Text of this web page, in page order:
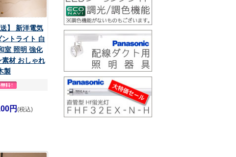
】 新洋電気
トライト 白
室 照明 強化
材 おしゃれ
製
円 (税込)